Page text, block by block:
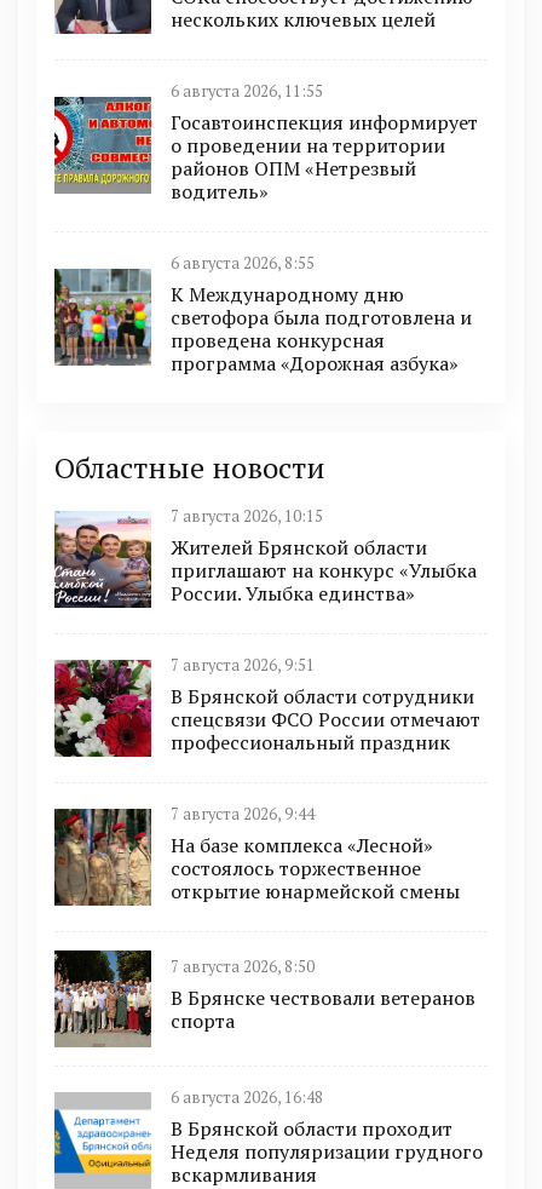
нескольких ключевых целей
6 августа 2026, 11:55
Госавтоинспекция информирует
о проведении на территории
районов ОПМ «Нетрезвый
водитель»
6 августа 2026, 8:55
К Международному дню
светофора была подготовлена и
проведена конкурсная
программа «Дорожная азбука»
Областные новости
7 августа 2026, 10:15
Жителей Брянской области
приглашают на конкурс «Улыбка
России. Улыбка единства»
7 августа 2026, 9:51
В Брянской области сотрудники
спецсвязи ФСО России отмечают
профессиональный праздник
7 августа 2026, 9:44
На базе комплекса «Лесной»
состоялось торжественное
открытие юнармейской смены
7 августа 2026, 8:50
В Брянске чествовали ветеранов
спорта
6 августа 2026, 16:48
В Брянской области проходит
Неделя популяризации грудного
вскармливания